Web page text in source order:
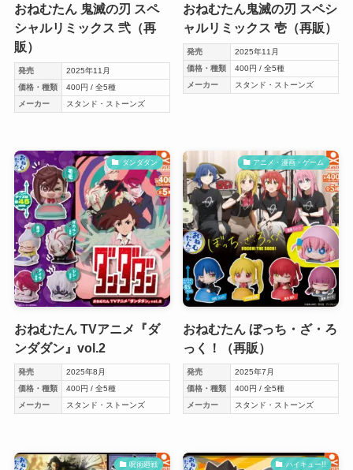
おねむたん 鬼滅の刃 スペ
シャルリミックス 弐（再
販）
発売
2025年11月
価格・種類
400円 / 全5種
メーカー
スタンド・ストーンズ
おねむたん鬼滅の刃 スペシ
ャルリミックス 壱（再販）
発売
2025年11月
価格・種類
400円 / 全5種
メーカー
スタンド・ストーンズ
ダンダダン
おねむたん TVアニメ『ダ
ンダダン』vol.2
発売
2025年8月
価格・種類
400円 / 全5種
メーカー
スタンド・ストーンズ
アニメ・漫画・ゲーム
おねむたん ぼっち・ざ・ろ
っく！（再販）
発売
2025年7月
価格・種類
400円 / 全5種
メーカー
スタンド・ストーンズ
呪術廻戦 ハイキュー!!